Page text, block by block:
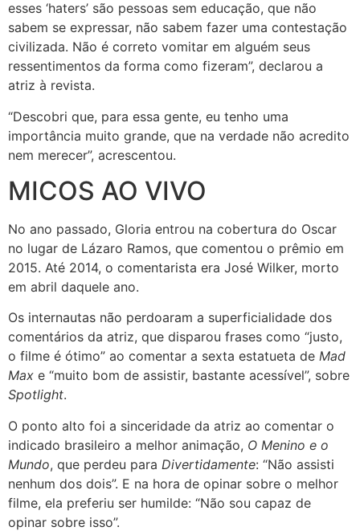
esses ‘haters’ são pessoas sem educação, que não
sabem se expressar, não sabem fazer uma contestação
civilizada. Não é correto vomitar em alguém seus
ressentimentos da forma como fizeram”, declarou a
atriz à revista.
“Descobri que, para essa gente, eu tenho uma
importância muito grande, que na verdade não acredito
nem merecer”, acrescentou.
MICOS AO VIVO
No ano passado, Gloria entrou na cobertura do Oscar
no lugar de Lázaro Ramos, que comentou o prêmio em
2015. Até 2014, o comentarista era José Wilker, morto
em abril daquele ano.
Os internautas não perdoaram a superficialidade dos
comentários da atriz, que disparou frases como “justo,
o filme é ótimo” ao comentar a sexta estatueta de Mad
Max e “muito bom de assistir, bastante acessível”, sobre
Spotlight.
O ponto alto foi a sinceridade da atriz ao comentar o
indicado brasileiro a melhor animação, O Menino e o
Mundo, que perdeu para Divertidamente: “Não assisti
nenhum dos dois”. E na hora de opinar sobre o melhor
filme, ela preferiu ser humilde: “Não sou capaz de
opinar sobre isso”.